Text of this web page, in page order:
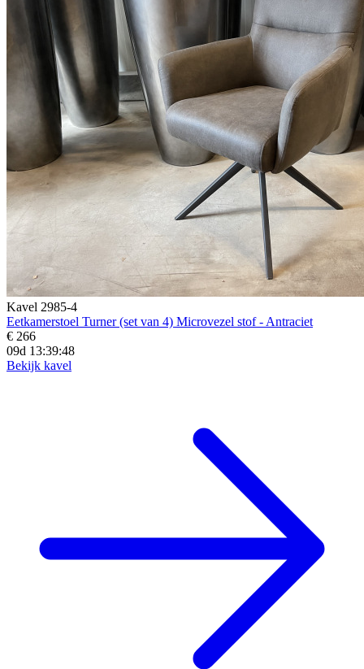
Kavel 2985-4
Eetkamerstoel Turner (set van 4) Microvezel stof - Antraciet
€ 266
09d 13:39:46
Bekijk kavel